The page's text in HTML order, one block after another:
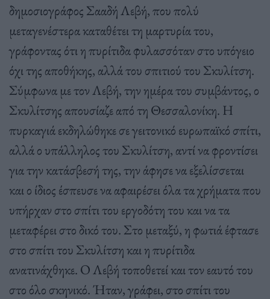
δημοσιογράφος Σααδή Λεβή, που πολύ
μεταγενέστερα καταθέτει τη μαρτυρία του,
γράφοντας ότι η πυρίτιδα φυλασσόταν στο υπόγειο
όχι της αποθήκης, αλλά του σπιτιού του Σκυλίτση.
Σύμφωνα με τον Λεβή, την ημέρα του συμβάντος, ο
Σκυλίτσης απουσίαζε από τη Θεσσαλονίκη. Η
πυρκαγιά εκδηλώθηκε σε γειτονικό ευρωπαϊκό σπίτι,
αλλά ο υπάλληλος του Σκυλίτση, αντί να φροντίσει
για την κατάσβεσή της, την άφησε να εξελίσσεται
και ο ίδιος έσπευσε να αφαιρέσει όλα τα χρήματα που
υπήρχαν στο σπίτι του εργοδότη του και να τα
μεταφέρει στο δικό του. Στο μεταξύ, η φωτιά έφτασε
στο σπίτι του Σκυλίτση και η πυρίτιδα
ανατινάχθηκε. Ο Λεβή τοποθετεί και τον εαυτό του
στο όλο σκηνικό. Ήταν, γράφει, στο σπίτι του